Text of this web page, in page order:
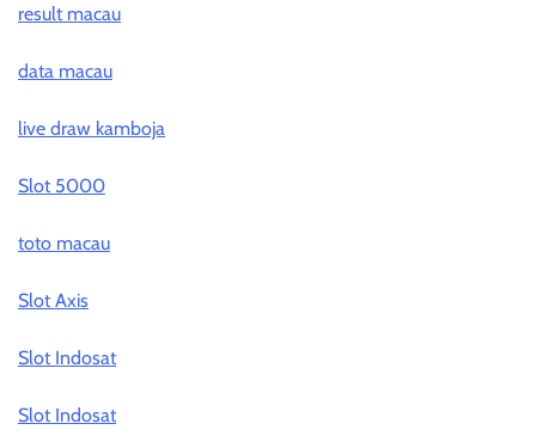
result macau
data macau
live draw kamboja
Slot 5000
toto macau
Slot Axis
Slot Indosat
Slot Indosat